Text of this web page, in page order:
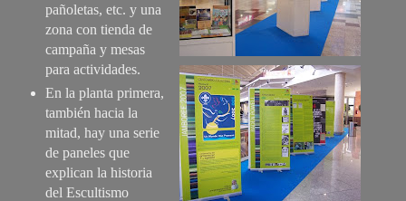
pañoletas, etc. y una
zona con tienda de
campaña y mesas
para actividades.
En la planta primera,
también hacia la
mitad, hay una serie
de paneles que
explican la historia
del Escultismo